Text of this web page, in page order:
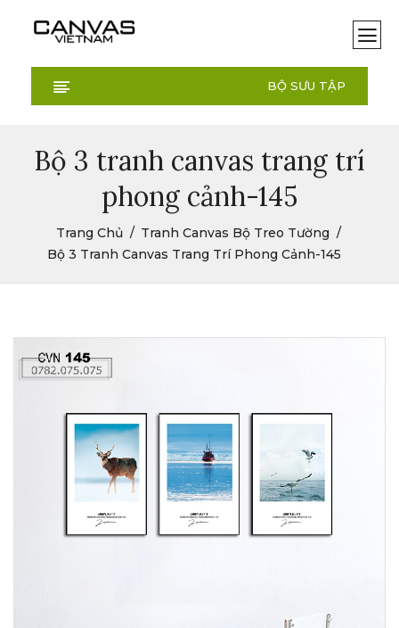
BỘ SƯU TẬP
Bộ 3 tranh canvas trang trí
phong cảnh-145
Trang Chủ
Tranh Canvas Bộ Treo Tường
Bộ 3 Tranh Canvas Trang Trí Phong Cảnh-145